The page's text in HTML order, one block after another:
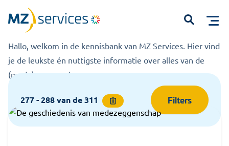
Home Kennisbank
Kennisbank
Hallo, welkom in de kennisbank van MZ Services. Hier vind
je de leukste én nuttigste informatie over alles van de
(mede)zeggenschap.
277 - 288van de311 Filters